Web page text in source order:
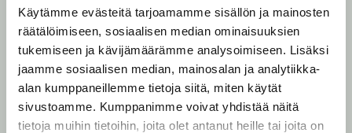
Käytämme evästeitä tarjoamamme sisällön ja mainosten
räätälöimiseen, sosiaalisen median ominaisuuksien
tukemiseen ja kävijämäärämme analysoimiseen. Lisäksi
jaamme sosiaalisen median, mainosalan ja analytiikka-
alan kumppaneillemme tietoja siitä, miten käytät
sivustoamme. Kumppanimme voivat yhdistää näitä
tietoja muihin tietoihin, joita olet antanut heille tai joita on